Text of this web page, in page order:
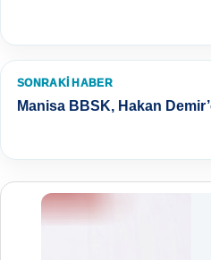
SONRAKI HABER
Manisa BBSK, Hakan